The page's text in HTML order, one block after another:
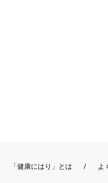
「健康にはり」とは よ